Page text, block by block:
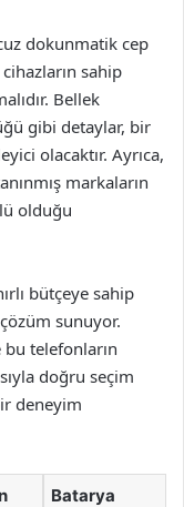
dokunmatik cep
sahip
Bellek
gibi detaylar, bir
olacaktır. Ayrıca,
markaların
olduğu
bütçeye sahip
sunuyor.
telefonların
doğru seçim
deneyim
Batarya